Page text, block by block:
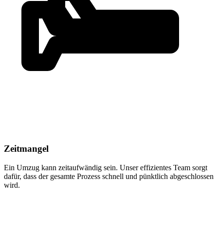
Zeitmangel
Ein Umzug kann zeitaufwändig sein. Unser effizientes Team sorgt
dafür, dass der gesamte Prozess schnell und pünktlich abgeschlossen
wird.